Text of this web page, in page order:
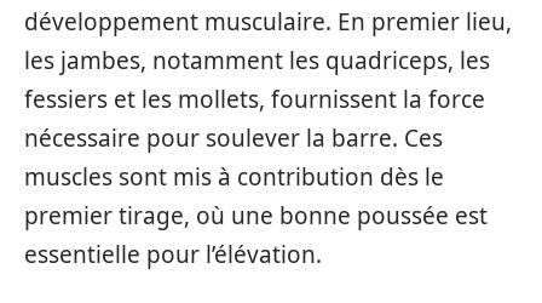
développement musculaire. En premier lieu,
les jambes, notamment les quadriceps, les
fessiers et les mollets, fournissent la force
nécessaire pour soulever la barre. Ces
muscles sont mis à contribution dès le
premier tirage, où une bonne poussée est
essentielle pour l’élévation.